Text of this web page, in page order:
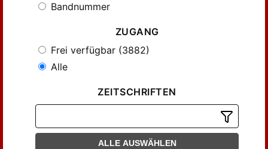
Bandnummer
ZUGANG
Frei verfügbar (3882)
Alle
ZEITSCHRIFTEN
ALLE AUSWÄHLEN